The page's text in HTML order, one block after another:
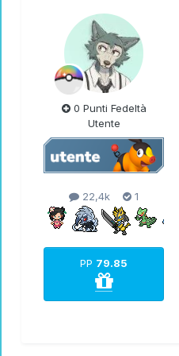
0 Punti Fedeltà
Utente
22,4k 1
PP 79.85